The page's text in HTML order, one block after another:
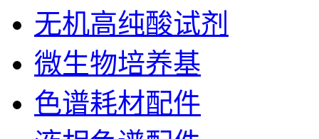
无机高纯酸试剂
微生物培养基
色谱耗材配件